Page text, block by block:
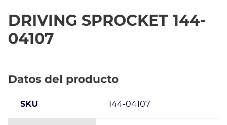
DRIVING SPROCKET 144-
04107
Datos del producto
SKU 144-04107